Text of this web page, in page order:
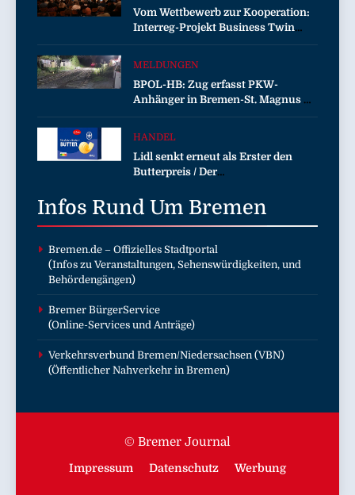
Vom Wettbewerb zur Kooperation:
Interreg-Projekt Business Twin
sorgt für wirtschaftliche
MELDUNGEN
BPOL-HB: Zug erfasst PKW-
Anhänger in Bremen-St. Magnus –
Bundespolizei sucht Zeugen!
HANDEL
Lidl senkt erneut als Erster den
Butterpreis / Der
sinkende Rohstoffpreise
konsequent an die Kunden weiter
Infos Rund Um Bremen
Bremen.de – Offizielles Stadtportal
(Infos zu Veranstaltungen, Sehenswürdigkeiten, und
Behördengängen)
Bremer BürgerService
(Online-Services und Anträge)
Verkehrsverbund Bremen/Niedersachsen (VBN)
(Öffentlicher Nahverkehr in Bremen)
© Bremer Journal
Impressum Datenschutz Werbung